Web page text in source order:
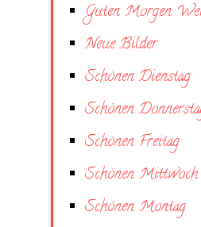
Guten Morgen
Neue Bilder
Schönen Dienstag
Schönen
Schönen Freitag
Schönen Mittwoch
Schönen Montag